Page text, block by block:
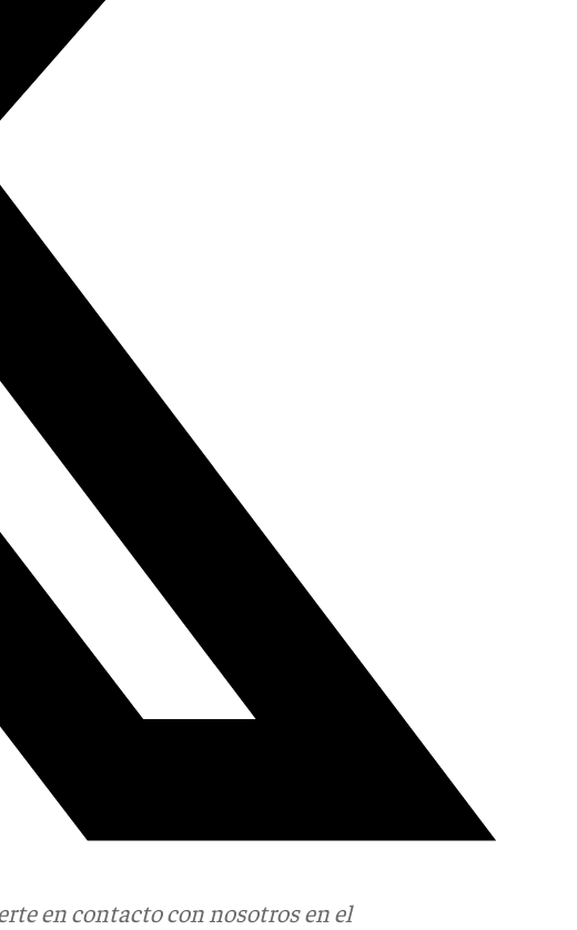
en contacto con nosotros en el